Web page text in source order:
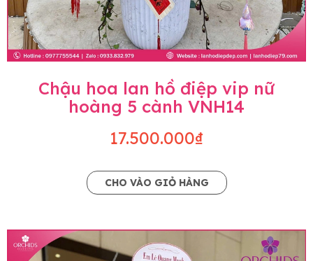
Chậu hoa lan hồ điệp vip nữ
hoàng 5 cành VNH14
17.500.000₫
CHO VÀO GIỎ HÀNG